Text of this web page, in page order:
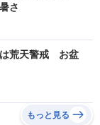
さ
荒天警戒 お盆
もっと見る